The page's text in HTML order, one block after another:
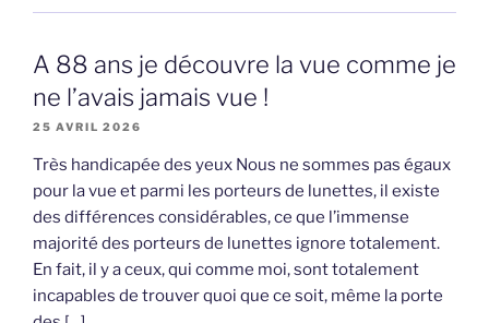
A 88 ans je découvre la vue comme je
ne l’avais jamais vue !
25 AVRIL 2026
Très handicapée des yeux Nous ne sommes pas égaux
pour la vue et parmi les porteurs de lunettes, il existe
des différences considérables, ce que l’immense
majorité des porteurs de lunettes ignore totalement.
En fait, il y a ceux, qui comme moi, sont totalement
incapables de trouver quoi que ce soit, même la porte